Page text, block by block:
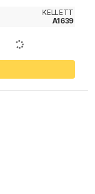
KELLETT
A1639